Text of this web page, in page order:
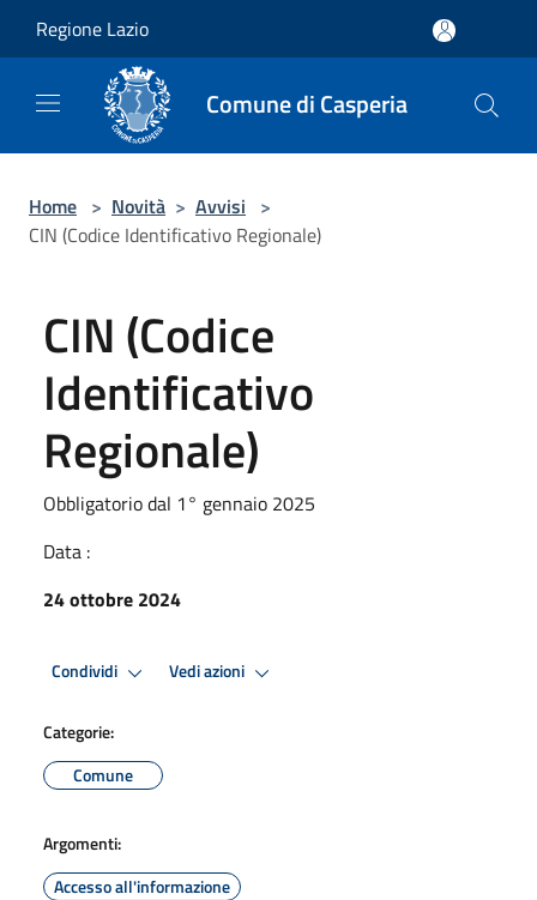
Regione Lazio
Comune di Casperia
Home > Novità > Avvisi >
CIN (Codice Identificativo Regionale)
CIN (Codice
Identificativo
Regionale)
Obbligatorio dal 1° gennaio 2025
Data :
24 ottobre 2024
Condividi Vedi azioni
Categorie:
Comune
Argomenti:
Accesso all'informazione